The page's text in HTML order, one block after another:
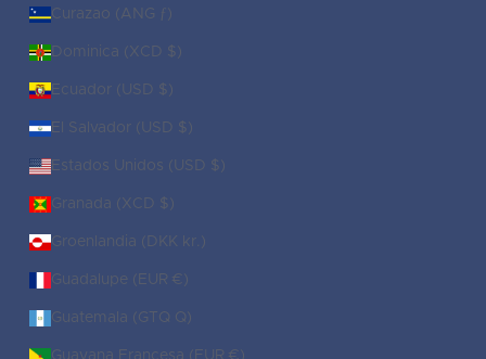
Curazao (ANG ƒ)
Dominica (XCD $)
Ecuador (USD $)
El Salvador (USD $)
Estados Unidos (USD $)
Granada (XCD $)
Groenlandia (DKK kr.)
Guadalupe (EUR €)
Guatemala (GTQ Q)